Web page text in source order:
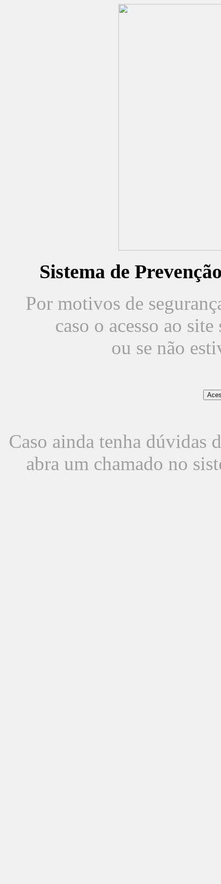
Sistema de
Por motivos de
caso o acesso ao
ou se não
Caso ainda tenha dúvidas
abra um chamado no